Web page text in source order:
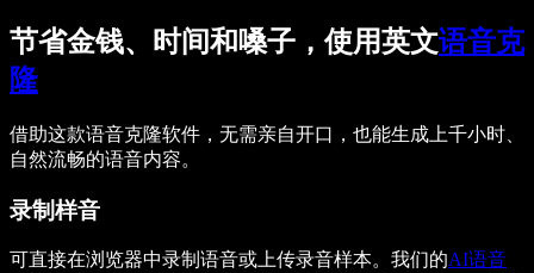
节省金钱、时间和嗓子，使用英文语音克
隆
借助这款语音克隆软件，无需亲自开口，也能生成上千小时、
自然流畅的语音内容。
录制样音
可直接在浏览器中录制语音或上传录音样本。我们的AI语音